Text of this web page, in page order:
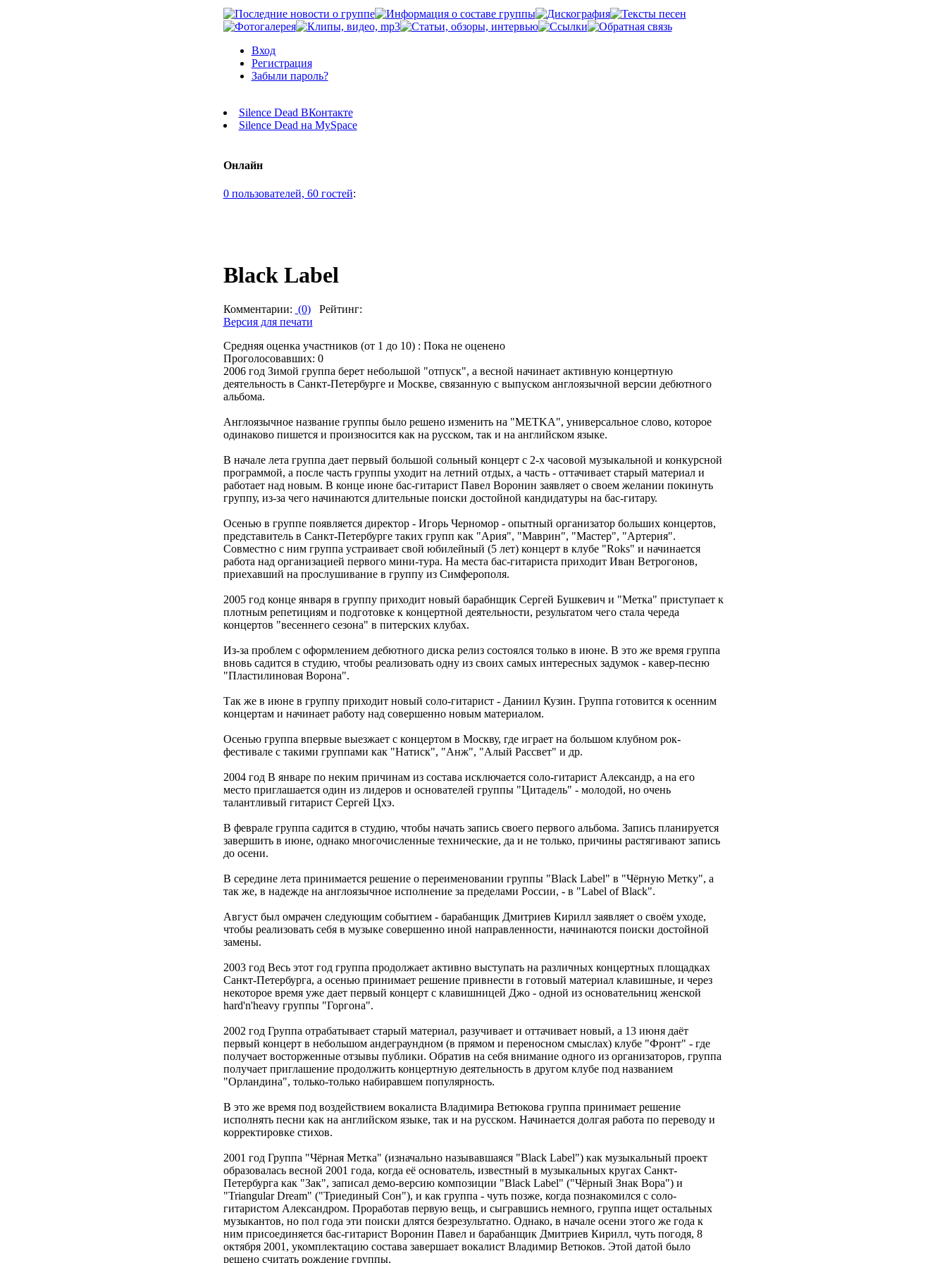
Вход
Регистрация
Забыли пароль?
Silence Dead ВКонтакте
Silence Dead на MySpace
Онлайн
0 пользователей, 60 гостей:
Black Label
Комментарии: (0)Рейтинг:
Версия для печати
Средняя оценка участников (от 1 до 10) : Пока не оценено
Проголосовавших: 0
2006 год Зимой группа берет небольшой "отпуск", а весной начинает активную концертную
деятельность в Санкт-Петербурге и Москве, связанную с выпуском англоязычной версии дебютного
альбома.
Англоязычное название группы было решено изменить на "METKA", универсальное слово, которое
одинаково пишется и произносится как на русском, так и на английском языке.
В начале лета группа дает первый большой сольный концерт с 2-х часовой музыкальной и конкурсной
программой, а после часть группы уходит на летний отдых, а часть - оттачивает старый материал и
работает над новым. В конце июне бас-гитарист Павел Воронин заявляет о своем желании покинуть
группу, из-за чего начинаются длительные поиски достойной кандидатуры на бас-гитару.
Осенью в группе появляется директор - Игорь Черномор - опытный организатор больших концертов,
представитель в Санкт-Петербурге таких групп как "Ария", "Маврин", "Мастер", "Артерия".
Совместно с ним группа устраивает свой юбилейный (5 лет) концерт в клубе "Roks" и начинается
работа над организацией первого мини-тура. На места бас-гитариста приходит Иван Ветрогонов,
приехавший на прослушивание в группу из Симферополя.
2005 год конце января в группу приходит новый барабнщик Сергей Бушкевич и "Метка" приступает к
плотным репетициям и подготовке к концертной деятельности, результатом чего стала череда
концертов "весеннего сезона" в питерских клубах.
Из-за проблем с оформлением дебютного диска релиз состоялся только в июне. В это же время группа
вновь садится в студию, чтобы реализовать одну из своих самых интересных задумок - кавер-песню
"Пластилиновая Ворона".
Так же в июне в группу приходит новый соло-гитарист - Даниил Кузин. Группа готовится к осенним
концертам и начинает работу над совершенно новым материалом.
Осенью группа впервые выезжает с концертом в Москву, где играет на большом клубном рок-
фестивале с такими группами как "Натиск", "Анж", "Алый Рассвет" и др.
2004 год В январе по неким причинам из состава исключается соло-гитарист Александр, а на его
место приглашается один из лидеров и основателей группы "Цитадель" - молодой, но очень
талантливый гитарист Сергей Цхэ.
В феврале группа садится в студию, чтобы начать запись своего первого альбома. Запись планируется
завершить в июне, однако многочисленные технические, да и не только, причины растягивают запись
до осени.
В середине лета принимается решение о переименовании группы "Black Label" в "Чёрную Метку", а
так же, в надежде на англоязычное исполнение за пределами России, - в "Label of Black".
Август был омрачен следующим событием - барабанщик Дмитриев Кирилл заявляет о своём уходе,
чтобы реализовать себя в музыке совершенно иной направленности, начинаются поиски достойной
замены.
2003 год Весь этот год группа продолжает активно выступать на различных концертных площадках
Санкт-Петербурга, а осенью принимает решение привнести в готовый материал клавишные, и через
некоторое время уже дает первый концерт с клавишницей Джо - одной из основательниц женской
hard'n'heavy группы "Горгона".
2002 год Группа отрабатывает старый материал, разучивает и оттачивает новый, а 13 июня даёт
первый концерт в небольшом андеграундном (в прямом и переносном смыслах) клубе "Фронт" - где
получает восторженные отзывы публики. Обратив на себя внимание одного из организаторов, группа
получает приглашение продолжить концертную деятельность в другом клубе под названием
"Орландина", только-только набиравшем популярность.
В это же время под воздействием вокалиста Владимира Ветюкова группа принимает решение
исполнять песни как на английском языке, так и на русском. Начинается долгая работа по переводу и
корректировке стихов.
2001 год Группа "Чёрная Метка" (изначально называвшаяся "Black Label") как музыкальный проект
образовалась весной 2001 года, когда её основатель, известный в музыкальных кругах Санкт-
Петербурга как "Зак", записал демо-версию композиции "Black Label" ("Чёрный Знак Вора") и
"Triangular Dream" ("Триединый Сон"), и как группа - чуть позже, когда познакомился с соло-
гитаристом Александром. Проработав первую вещь, и сыгравшись немного, группа ищет остальных
музыкантов, но пол года эти поиски длятся безрезультатно. Однако, в начале осени этого же года к
ним присоединяется бас-гитарист Воронин Павел и барабанщик Дмитриев Кирилл, чуть погодя, 8
октября 2001, укомплектацию состава завершает вокалист Владимир Ветюков. Этой датой было
решено считать рождение группы.